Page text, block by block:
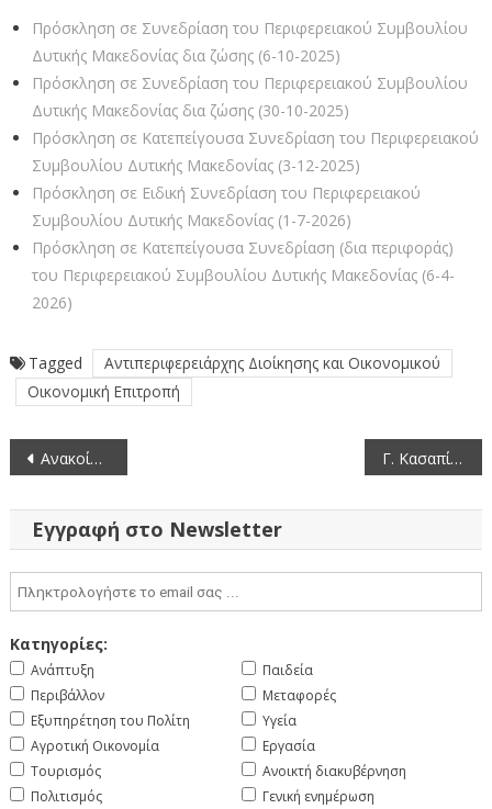
Πρόσκληση σε Συνεδρίαση του Περιφερειακού Συμβουλίου
Δυτικής Μακεδονίας δια ζώσης (6-10-2025)
Πρόσκληση σε Συνεδρίαση του Περιφερειακού Συμβουλίου
Δυτικής Μακεδονίας δια ζώσης (30-10-2025)
Πρόσκληση σε Κατεπείγουσα Συνεδρίαση του Περιφερειακού
Συμβουλίου Δυτικής Μακεδονίας (3-12-2025)
Πρόσκληση σε Ειδική Συνεδρίαση του Περιφερειακού
Συμβουλίου Δυτικής Μακεδονίας (1-7-2026)
Πρόσκληση σε Κατεπείγουσα Συνεδρίαση (δια περιφοράς)
του Περιφερειακού Συμβουλίου Δυτικής Μακεδονίας (6-4-
2026)
Tagged
Αντιπεριφερειάρχης Διοίκησης και Οικονομικού
Οικονομική Επιτροπή
Πλοήγηση
άρθρων
Ανακοίνωση παροχής Διευκρινήσεων Διαγωνισμού Προμήθειας Μέσων Ατομικής Προστασίας (Αρ. Διακ. 11/2023) Γ. Κασαπίδης: Στις σελίδες του τουριστικού περιοδικού Incredible Greece η Περιφέρεια Δυτικής Μακεδονίας με στόχο την τουριστική της προβολή
Εγγραφή στο Newsletter
Κατηγορίες:
Ανάπτυξη
Περιβάλλον
Εξυπηρέτηση του Πολίτη
Αγροτική Οικονομία
Τουρισμός
Πολιτισμός
Παιδεία
Μεταφορές
Υγεία
Εργασία
Ανοικτή διακυβέρνηση
Γενική ενημέρωση